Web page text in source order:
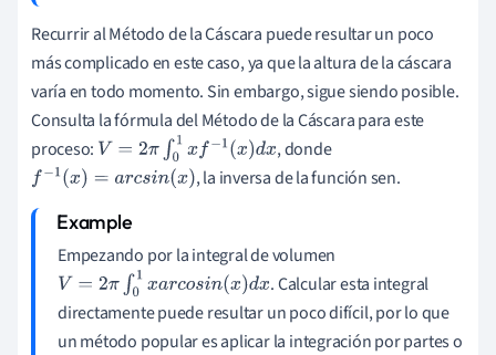
Recurrir al Método de la Cáscara puede resultar un poco
más complicado en este caso, ya que la altura de la cáscara
varía en todo momento. Sin embargo, sigue siendo posible.
Consulta la fórmula del Método de la Cáscara para este
proceso: V= 2π ∫01xf−1 (x)dx
, donde
f−1(x)=a rcs n(x) , la inversa de la función sen.
Empezando por la integral de volumen
V= 2π ∫01xarc osin(x)dx
. Calcular esta integral
directamente puede resultar un poco difícil, por lo que
un método popular es aplicar la integración por partes o